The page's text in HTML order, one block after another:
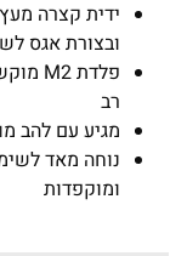
ובצורת אגס
רב
מגיע עם להב
נוחה מאד
ומוקפדות